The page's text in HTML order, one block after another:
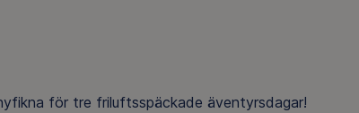
för tre friluftsspäckade äventyrsdagar!